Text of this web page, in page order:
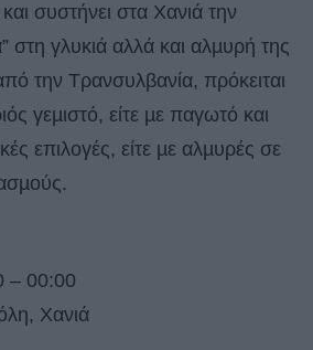
συστήνει στα Χανιά την
στη γλυκιά αλλά και αλµυρή της
την Τρανσυλβανία, πρόκειται
γεµιστό, είτε µε παγωτό και
επιλογές, είτε µε αλµυρές σε
– 00:00
Χανιά